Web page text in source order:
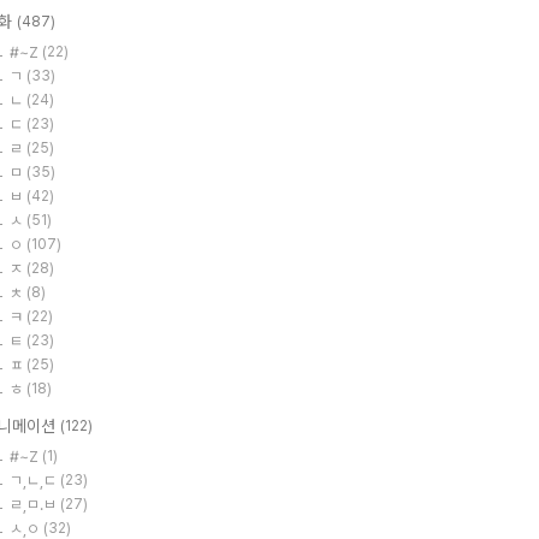
(487)
#~Z (22)
ㄱ (33)
ㄴ (24)
ㄷ (23)
ㄹ (25)
ㅁ (35)
ㅂ (42)
ㅅ (51)
ㅇ (107)
ㅈ (28)
ㅊ (8)
ㅋ (22)
ㅌ (23)
ㅍ (25)
ㅎ (18)
메이션 (122)
#~Z (1)
ㄱ,ㄴ,ㄷ (23)
ㄹ,ㅁ.ㅂ (27)
ㅅ,ㅇ (32)